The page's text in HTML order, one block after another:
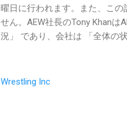
曜日に行われます。また、こ
せん。AEW社長のTony Khan
況」 であり、会社は 「全体の
Wrestling Inc